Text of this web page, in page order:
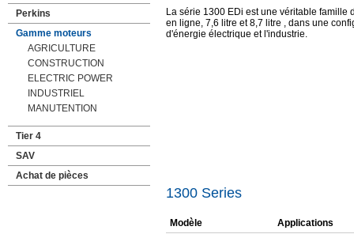
Perkins
Gamme moteurs
AGRICULTURE
CONSTRUCTION
ELECTRIC POWER
INDUSTRIEL
MANUTENTION
Tier 4
SAV
Achat de pièces
La série 1300 EDi est une véritable famille
en ligne, 7,6 litre et 8,7 litre , dans une
d'énergie électrique et l'industrie.
1300 Series
Modèle Applications